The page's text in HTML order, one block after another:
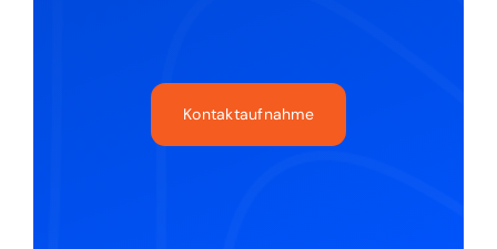
Kontaktaufnahme